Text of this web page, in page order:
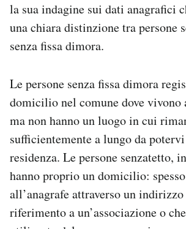
la sua indagine sui dati anagrafici
una chiara distinzione tra persone
senza fissa dimora.
Le persone senza fissa dimora
domicilio nel comune dove vivono
ma non hanno un luogo in cui
sufficientemente a lungo da
residenza. Le persone senzatetto,
hanno proprio un domicilio:
all’anagrafe attraverso un
riferimento a un’associazione o